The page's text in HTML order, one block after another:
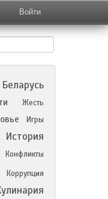
Войти
Беларусь
Жесть
Игры
История
Конфликты
Коррупция